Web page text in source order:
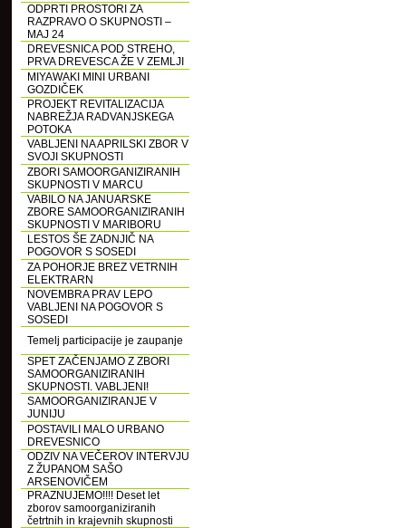
ODPRTI PROSTORI ZA
RAZPRAVO O SKUPNOSTI –
MAJ 24
DREVESNICA POD STREHO,
PRVA DREVESCA ŽE V ZEMLJI
MIYAWAKI MINI URBANI
GOZDIČEK
PROJEKT REVITALIZACIJA
NABREŽJA RADVANJSKEGA
POTOKA
VABLJENI NA APRILSKI ZBOR V
SVOJI SKUPNOSTI
ZBORI SAMOORGANIZIRANIH
SKUPNOSTI V MARCU
VABILO NA JANUARSKE
ZBORE SAMOORGANIZIRANIH
SKUPNOSTI V MARIBORU
LESTOS ŠE ZADNJIČ NA
POGOVOR S SOSEDI
ZA POHORJE BREZ VETRNIH
ELEKTRARN
NOVEMBRA PRAV LEPO
VABLJENI NA POGOVOR S
SOSEDI
Temelj participacije je zaupanje
SPET ZAČENJAMO Z ZBORI
SAMOORGANIZIRANIH
SKUPNOSTI. VABLJENI!
SAMOORGANIZIRANJE V
JUNIJU
POSTAVILI MALO URBANO
DREVESNICO
ODZIV NA VEČEROV INTERVJU
Z ŽUPANOM SAŠO
ARSENOVIČEM
PRAZNUJEMO!!!! Deset let
zborov samoorganiziranih
četrtnih in krajevnih skupnosti